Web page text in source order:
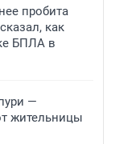
пробита
как
БПЛА в
—
жительницы